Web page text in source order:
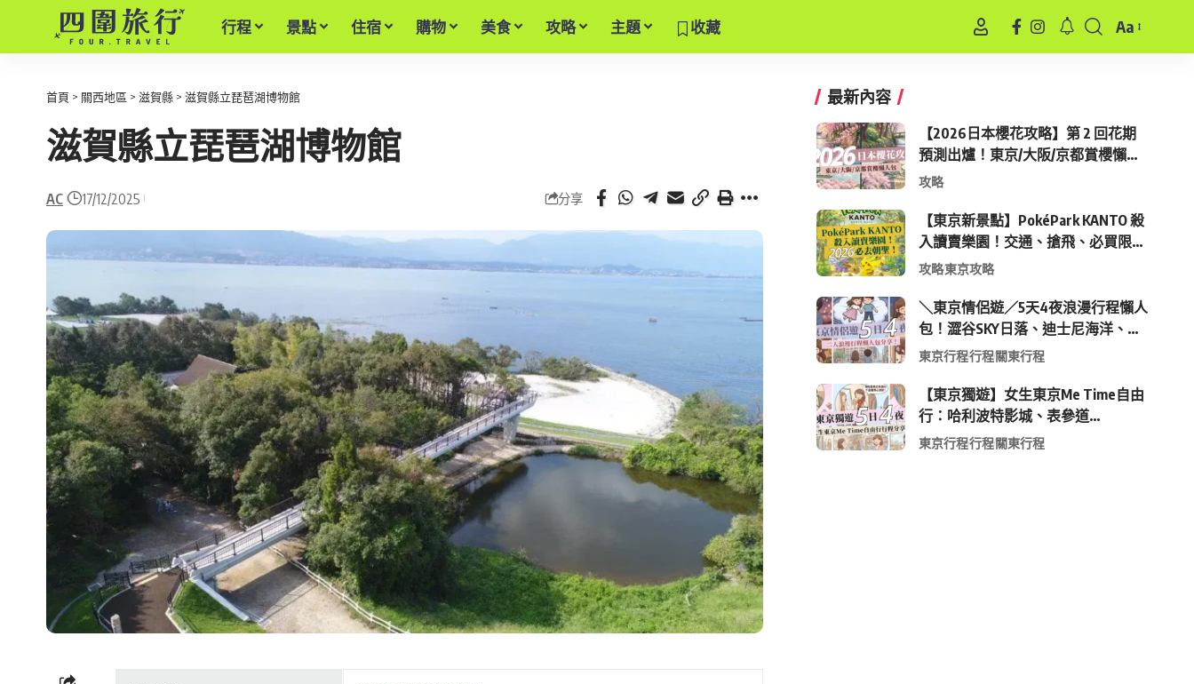
行程 景點 住宿 購物 美食 攻略 主題 收藏
Font
Aa
首頁 > 關西地區 > 滋賀縣 > 滋賀縣立琵琶湖博物館
滋賀縣立琵琶湖博物館
AC 17/12/2025 分享
最新內容
【2026日本櫻花攻略】第 2 回花期
預測出爐！東京/大阪/京都賞櫻懶人
包 (附最新時間表)
攻略
【東京新景點】PokéPark KANTO 殺
入讀賣樂園！交通、搶飛、必買限定
周邊全攻略
攻略東京攻略
＼東京情侶遊／5天4夜浪漫行程懶人
包！澀谷SKY日落、迪士尼海洋、中
目黑高質感咖啡廳全收錄
東京行程行程關東行程
【東京獨遊】女生東京Me Time自由
行：哈利波特影城、表參道
Shopping 與下北澤尋寶5日4夜慢活
東京行程行程關東行程